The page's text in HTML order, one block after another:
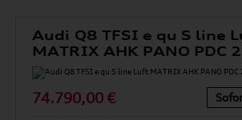
Audi Q8 TFSI e qu S line
MATRIX AHK PANO PDC
74.790,00 €